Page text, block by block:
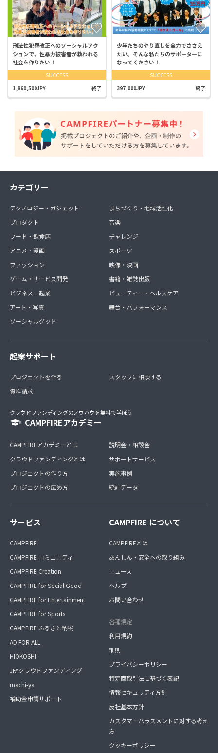
刑法性犯罪改正へのソーシャルアク
ションで、性暴力被害者が救われる
社会を作りたい！
SUCCESS
1,860,500JPY 終了
少年たちのやり直しを全力でささえ
たい。そんな私たちのサポーターに
なってください！
SUCCESS
397,000JPY 終了
カテゴリー
テクノロジー・ガジェット
プロダクト
フード・飲食店
アニメ・漫画
ファッション
ゲーム・サービス開発
ビジネス・起業
アート・写真
ソーシャルグッド
まちづくり・地域活性化
音楽
チャレンジ
スポーツ
映像・映画
書籍・雑誌出版
ビューティー・ヘルスケア
舞台・パフォーマンス
起案サポート
プロジェクトを作る
資料請求
スタッフに相談する
クラウドファンディングのノウハウを無料で学ぼう
CAMPFIREアカデミー
CAMPFIREアカデミーとは
クラウドファンディングとは
プロジェクトの作り方
プロジェクトの広め方
説明会・相談会
サポートサービス
実施事例
統計データ
サービス
CAMPFIRE
CAMPFIRE コミュニティ
CAMPFIRE Creation
CAMPFIRE for Social Good
CAMPFIRE for Entertainment
CAMPFIRE for Sports
CAMPFIRE ふるさと納税
AD FOR ALL
HIOKOSHI
JFAクラウドファンディング
machi-ya
補助金申請サポート
CAMPFIRE について
CAMPFIREとは
あんしん・安全への取り組み
ニュース
ヘルプ
お問い合わせ
各種規定
利用規約
細則
プライバシーポリシー
特定商取引法に基づく表記
情報セキュリティ方針
反社基本方針
カスタマーハラスメントに対する考え
方
クッキーポリシー